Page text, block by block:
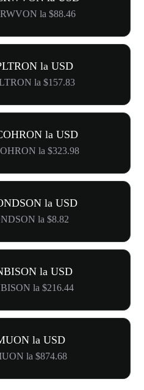
la $88.46
la USD
la $157.83
la USD
la $323.98
la USD
la $8.82
la USD
la $216.44
la USD
la $874.68